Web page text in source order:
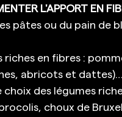
L'APPORT EN
pâtes ou du pain de
riches en fibres :
abricots et dattes)…
choix des légumes
choux de